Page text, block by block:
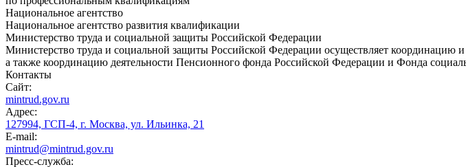
Национальное агентство
Национальное агентство развития квалификации
Министерство труда и социальной защиты Российской Федерации
Министерство труда и социальной защиты Российской Федерации осуществляет координацию
а также координацию деятельности Пенсионного фонда Российской Федерации и Фонда
Контакты
Сайт:
mintrud.gov.ru
Адрес:
127994, ГСП-4, г. Москва, ул. Ильинка, 21
E-mail:
mintrud@mintrud.gov.ru
Пресс-служба: